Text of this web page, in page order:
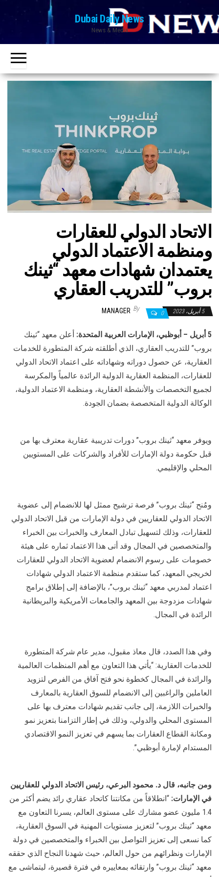
to
the
content
Dubai Daily News
News & Media
الاتحاد الدولي للعقارات
ومنظمة الاعتماد الدولي
يعتمدان شهادات معهد “ثينك
بروب” للتدريب العقاري
5 أبريل، 2023 0
By
MANAGER
5 أبريل – أبوظبي، الإمارات العربية المتحدة: أعلن معهد “ثينك
بروب” للتدريب العقاري، الذي أطلقته شركة المتطورة للخدمات
العقارية، عن حصول دوراته وشهاداته على اعتماد الاتحاد الدولي
للعقارات، المنظمة العقارية الدولية الرائدة عالمياً والمكرسة
لجميع التخصصات والأنشطة العقارية، ومنظمة الاعتماد الدولية،
الوكالة الدولية المتخصصة بضمان الجودة.
ويوفر معهد “ثينك بروب” دورات تدريبية عقارية معترف بها من
قبل حكومة دولة الإمارات للأفراد والشركات على المستويين
المحلي والإقليمي.
ومُنح “ثينك بروب” فرصة ترشيح ممثل لها للانضمام إلى عضوية
الاتحاد الدولي للعقاريين في دولة الإمارات من قبل الاتحاد الدولي
للعقارات، وذلك لتسهيل تبادل المعارف والخبرات بين الخبراء
والمتخصصين في المجال وقد أتى هذا الاعتماد ثماره على هيئة
خصومات على رسوم الانضمام لعضوية الاتحاد الدولي للعقارات
لخريجي المعهد، كما ستقدم منظمة الاعتماد الدولي شهادات
اعتماد لمدربي معهد “ثينك بروب”، بالإضافة إلى إطلاق برامج
شهادات مزدوجة بين المعهد والجامعات الأمريكية والبريطانية
الرائدة في المجال.
وفي هذا الصدد، قال معاذ مقبول، مدير عام شركة المتطورة
للخدمات العقارية: “يأتي هذا التعاون مع أهم المنظمات العالمية
والرائدة في المجال كخطوة نحو فتح آفاق من الفرص لتزويد
العاملين والراغبين إلى الانضمام للسوق العقارية بالمعارف
والخبرات اللازمة، إلى جانب تقديم شهادات معترف بها على
المستوى المحلي والدولي، وذلك في إطار التزامنا بتعزيز نمو
ومكانة القطاع العقارات بما يسهم في تعزيز النمو الاقتصادي
المستدام لإمارة أبوظبي”.
ومن جانبه، قال د. محمود البرعي، رئيس الاتحاد الدولي للعقاريين
في الإمارات: “انطلاقاً من مكانتنا كاتحاد عقاري رائد يضم أكثر من
1.4 مليون عضو مشارك على مستوى العالم، يسرنا التعاون مع
معهد “ثينك بروب” لتعزيز مستويات المهنية في السوق العقارية،
كما نسعى إلى تعزيز التواصل بين الخبراء والمتخصصين في دولة
الإمارات ونظرائهم من حول العالم، حيث شهدنا النجاح الذي حققه
معهد “ثينك بروب” وارتقائه بمعاييره في فترة قصيرة، ليتماشى مع